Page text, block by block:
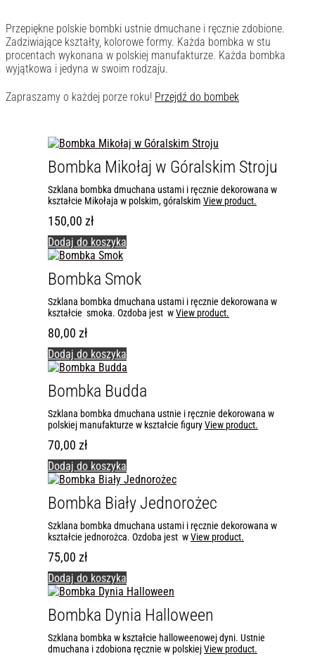
Przepiękne polskie bombki ustnie dmuchane i ręcznie zdobione.
Zadziwiające kształty, kolorowe formy. Każda bombka w stu
procentach wykonana w polskiej manufakturze. Każda bombka
wyjątkowa i jedyna w swoim rodzaju.
Zapraszamy o każdej porze roku! Przejdź do bombek
Bombka Mikołaj w Góralskim Stroju
Szklana bombka dmuchana ustami i ręcznie dekorowana w
kształcie Mikołaja w polskim, góralskim View product.
150,00 zł
Dodaj do koszyka
Bombka Smok
Szklana bombka dmuchana ustami i ręcznie dekorowana w
kształcie smoka. Ozdoba jest wView product.
80,00 zł
Dodaj do koszyka
Bombka Budda
Szklana bombka dmuchana ustnie i ręcznie dekorowana w
polskiej manufakturze w kształcie figuryView product.
70,00 zł
Dodaj do koszyka
Bombka Biały Jednorożec
Szklana bombka dmuchana ustami i ręcznie dekorowana w
kształcie jednorożca. Ozdoba jest wView product.
75,00 zł
Dodaj do koszyka
Bombka Dynia Halloween
Szklana bombka w kształcie halloweenowej dyni. Ustnie
dmuchana i zdobiona ręcznie w polskiejView product.